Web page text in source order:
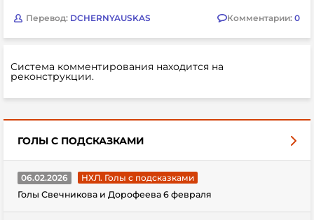
Перевод: DCHERNYAUSKAS Комментарии: 0
Система комментирования находится на
реконструкции.
ГОЛЫ С ПОДСКАЗКАМИ
06.02.2026
НХЛ. Голы с подсказками
Голы Свечникова и Дорофеева 6 февраля